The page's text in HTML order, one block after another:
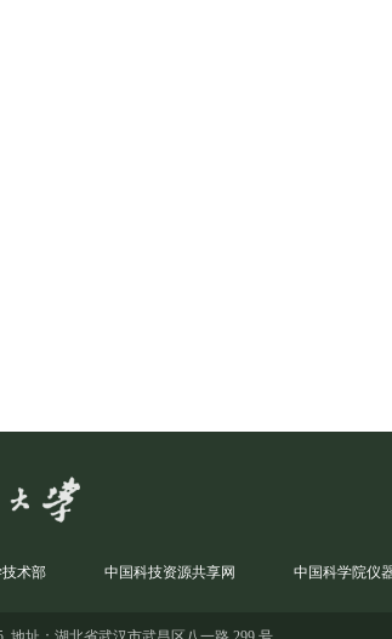
术部 中国科技资源共享网 中国科学院仪